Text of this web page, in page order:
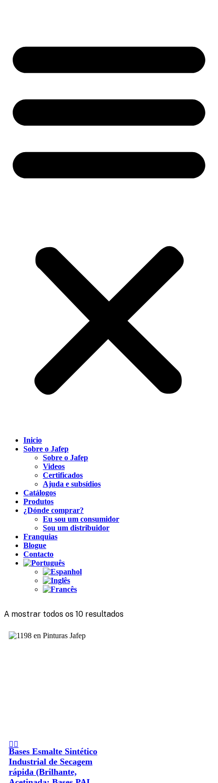
Inicio
Sobre o Jafep
Sobre o Jafep
Videos
Certificados
Ajuda e subsídios
Catálogos
Produtos
¿Dónde comprar?
Eu sou um consumidor
Sou um distribuidor
Franquias
Blogue
Contacto
A mostrar todos os 10 resultados
Bases Esmalte Sintético
Industrial de Secagem
rápida (Brilhante,